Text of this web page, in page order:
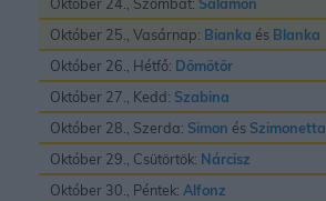
Október 25., Vasárnap: Bianka és Blanka
Október 26., Hétfő: Dömötör
Október 27., Kedd: Szabina
Október 28., Szerda: Simon és Szimonetta
Október 29., Csütörtök: Nárcisz
Október 30., Péntek: Alfonz